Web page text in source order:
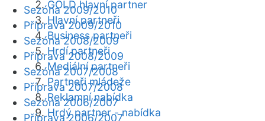
GOLD hlavní partner
Hlavní partneři
Business partneři
Hrdí partneři
Mediální partneři
Partneři mládeže
Reklamní nabídka
Hrdý partner - nabídka
Sezóna 2009/2010
Příprava 2009/2010
Sezóna 2008/2009
Příprava 2008/2009
Sezóna 2007/2008
Příprava 2007/2008
Sezóna 2006/2007
Příprava 2006/2007